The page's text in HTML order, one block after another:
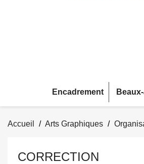
Encadrement
Accueil Arts Graphiques
CORRECTION